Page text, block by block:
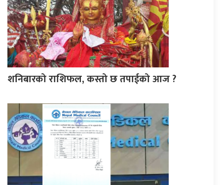
शनिबारको राशिफल, कस्तो छ तपाईको आज ?